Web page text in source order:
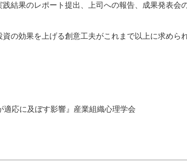
結果のレポート提出、上司への報告、成果発表会
の効果を上げる創意工夫がこれまで以上に求めら
応に及ぼす影響』産業組織心理学会